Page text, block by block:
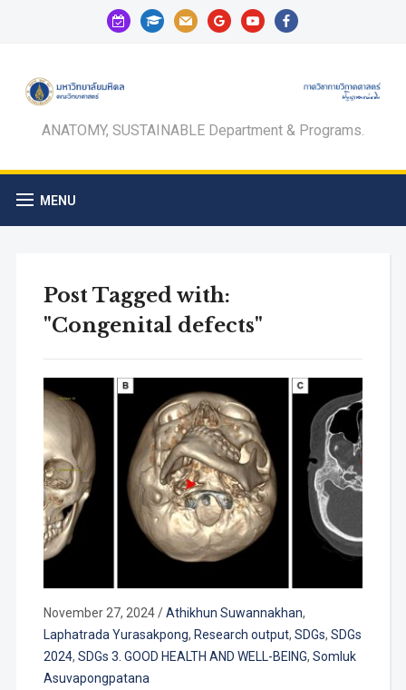
calendar-
check-
graduation-
cap
mail googleyoutubefacebook
ANATOMY, SUSTAINABLE Department & Programs.
MENU
Post Tagged with:
"Congenital defects"
November 27, 2024/Athikhun Suwannakhan,
Laphatrada Yurasakpong, Research output, SDGs, SDGs
2024, SDGs 3. GOOD HEALTH AND WELL-BEING, Somluk
Asuvapongpatana